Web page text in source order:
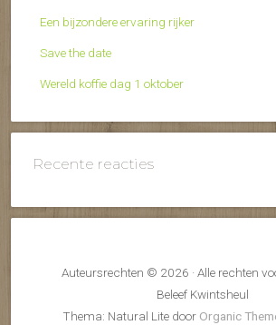
Een bijzondere ervaring rijker
Save the date
Wereld koffie dag 1 oktober
Recente reacties
Auteursrechten © 2026 · Alle rechten
Beleef Kwintsheul
Thema: Natural Lite door Organic